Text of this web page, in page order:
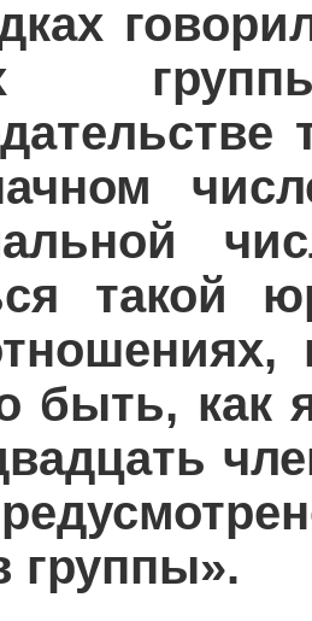
такой
быть, как
группы».